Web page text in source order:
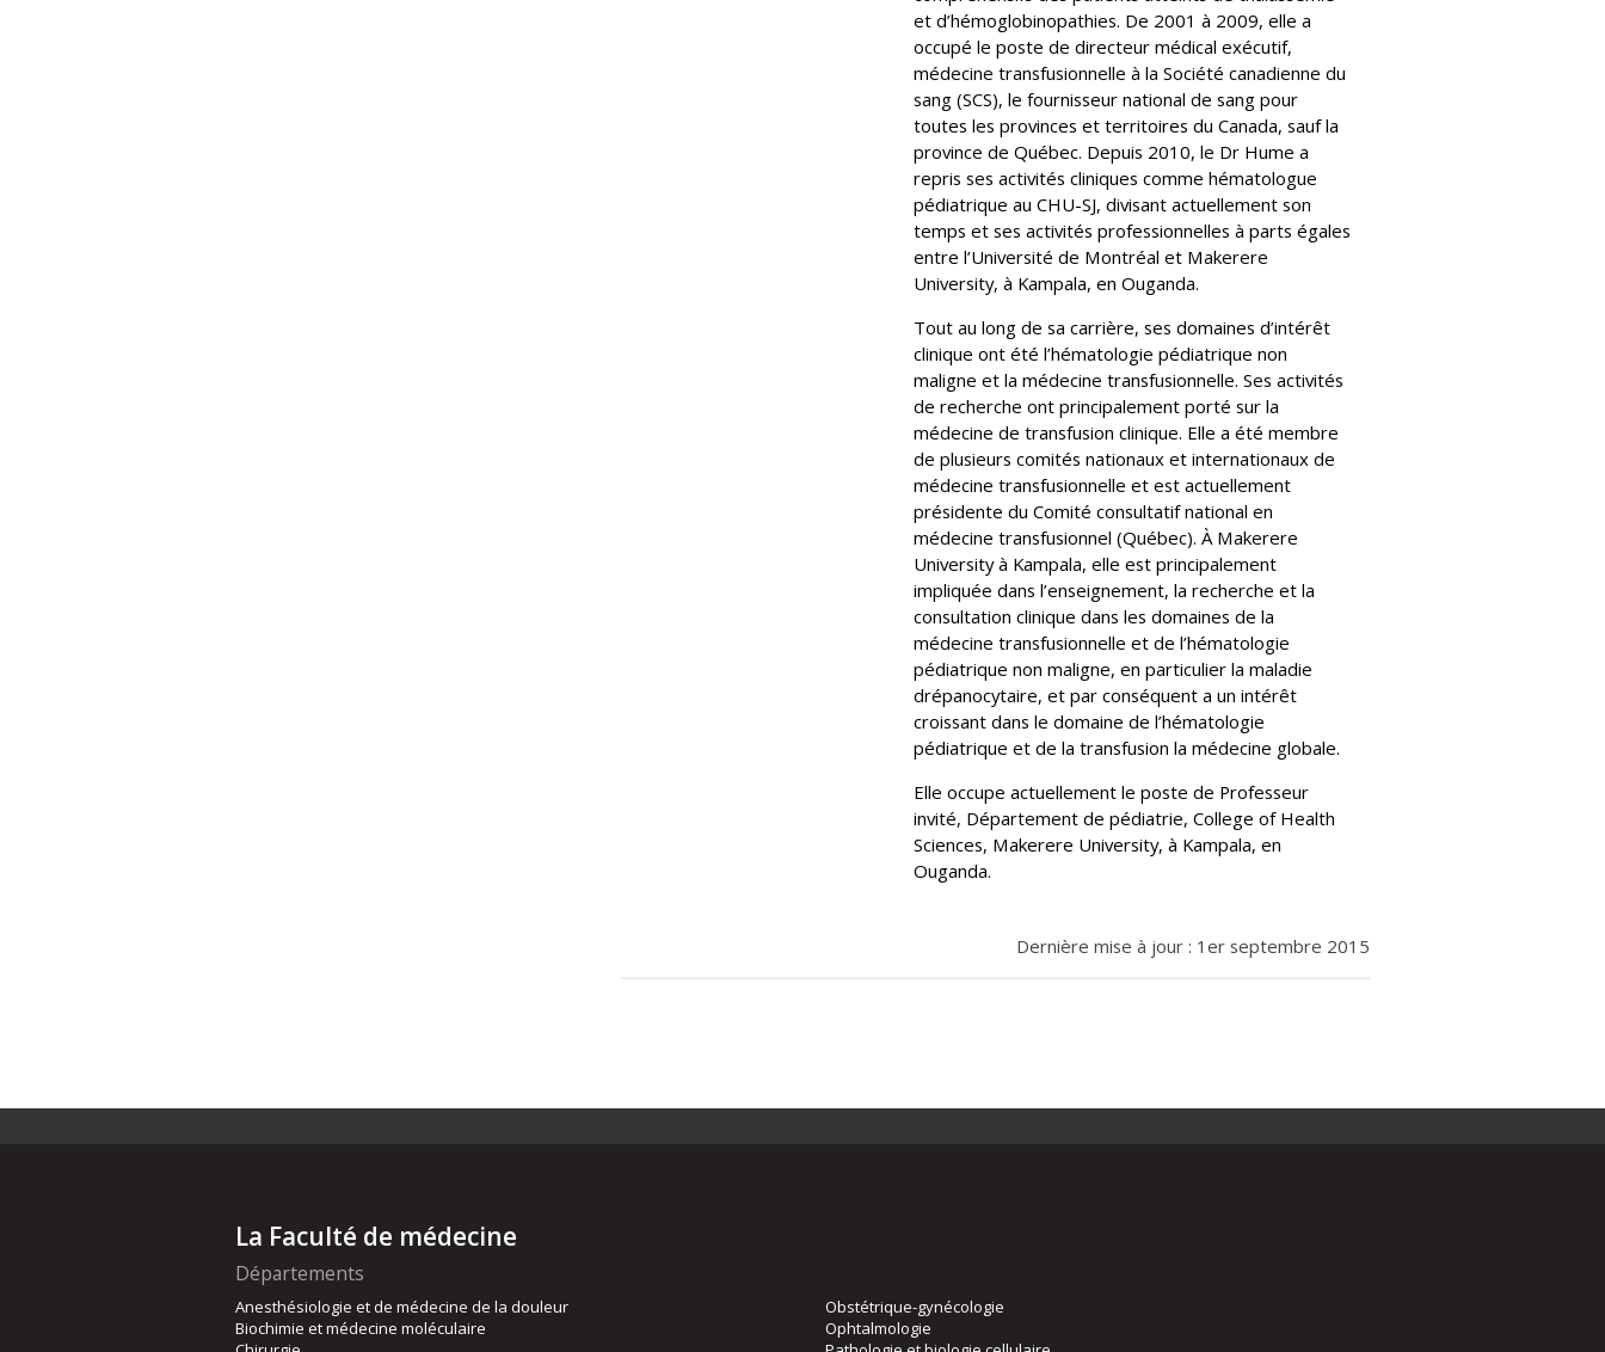
et d’hémoglobinopathies. De 2001 à 2009, elle a
occupé le poste de directeur médical exécutif,
médecine transfusionnelle à la Société canadienne du
sang (SCS), le fournisseur national de sang pour
toutes les provinces et territoires du Canada, sauf la
province de Québec. Depuis 2010, le Dr Hume a
repris ses activités cliniques comme hématologue
pédiatrique au CHU-SJ, divisant actuellement son
temps et ses activités professionnelles à parts égales
entre l’Université de Montréal et Makerere
University, à Kampala, en Ouganda.
Tout au long de sa carrière, ses domaines d’intérêt
clinique ont été l’hématologie pédiatrique non
maligne et la médecine transfusionnelle. Ses activités
de recherche ont principalement porté sur la
médecine de transfusion clinique. Elle a été membre
de plusieurs comités nationaux et internationaux de
médecine transfusionnelle et est actuellement
présidente du Comité consultatif national en
médecine transfusionnel (Québec). À Makerere
University à Kampala, elle est principalement
impliquée dans l’enseignement, la recherche et la
consultation clinique dans les domaines de la
médecine transfusionnelle et de l’hématologie
pédiatrique non maligne, en particulier la maladie
drépanocytaire, et par conséquent a un intérêt
croissant dans le domaine de l’hématologie
pédiatrique et de la transfusion la médecine globale.
Elle occupe actuellement le poste de Professeur
invité, Département de pédiatrie, College of Health
Sciences, Makerere University, à Kampala, en
Ouganda.
Dernière mise à jour : 1er septembre 2015
La Faculté de médecine
Départements
Anesthésiologie et de médecine de la douleur
Biochimie et médecine moléculaire
Obstétrique-gynécologie
Ophtalmologie